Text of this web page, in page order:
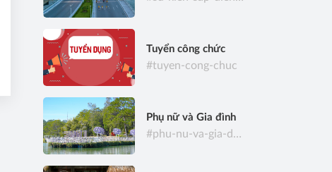
Tuyển công chức
#tuyen-cong-chuc
Phụ nữ và Gia đình
#phu-nu-va-gia-dinh